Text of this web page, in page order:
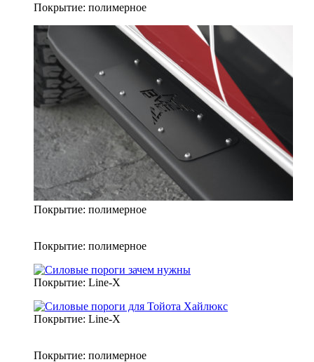
Покрытие: полимерное
Покрытие: полимерное
Покрытие: полимерное
Покрытие: Line-X
Покрытие: Line-X
Покрытие: полимерное